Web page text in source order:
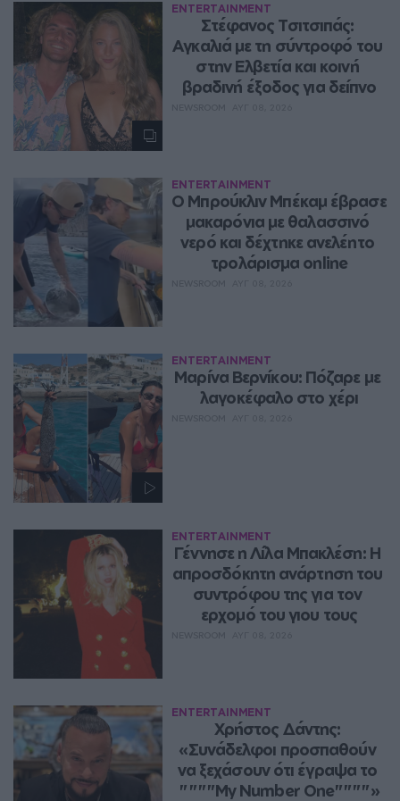
ENTERTAINMENT
Στέφανος Τσιτσιπάς:
Αγκαλιά με τη σύντροφό του
στην Ελβετία και κοινή
βραδινή έξοδος για δείπνο
ENTERTAINMENT
Ο Μπρούκλιν Μπέκαμ έβρασε
μακαρόνια με θαλασσινό
νερό και δέχτηκε ανελέητο
τρολάρισμα online
ENTERTAINMENT
Μαρίνα Βερνίκου: Πόζαρε με
λαγοκέφαλο στο χέρι
ENTERTAINMENT
Γέννησε η Λίλα Μπακλέση: Η
απροσδόκητη ανάρτηση του
συντρόφου της για τον
ερχομό του γιου τους
ENTERTAINMENT
Χρήστος Δάντης:
«Συνάδελφοι προσπαθούν
να ξεχάσουν ότι έγραψα το
""""My Number One""""»